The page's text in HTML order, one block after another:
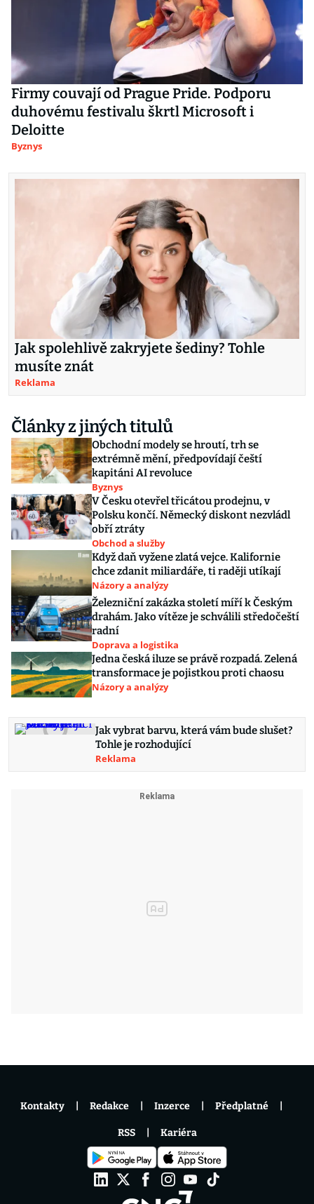
Firmy couvají od Prague Pride. Podporu
duhovému festivalu škrtl Microsoft i
Deloitte
Byznys
Jak spolehlivě zakryjete šediny? Tohle
musíte znát
Reklama
Články z jiných titulů
Obchodní modely se hroutí, trh se
extrémně mění, předpovídají čeští
kapitáni AI revoluce
Byznys
V Česku otevřel třicátou prodejnu, v
Polsku končí. Německý diskont nezvládl
obří ztráty
Obchod a služby
Když daň vyžene zlatá vejce. Kalifornie
chce zdanit miliardáře, ti raději utíkají
Názory a analýzy
Železniční zakázka století míří k Českým
drahám. Jako vítěze je schválili středočeští
radní
Doprava a logistika
Jedna česká iluze se právě rozpadá. Zelená
transformace je pojistkou proti chaosu
Názory a analýzy
Jak vybrat barvu, která vám bude slušet?
Tohle je rozhodující
Reklama
Kontakty Redakce Inzerce Předplatné
RSS Kariéra